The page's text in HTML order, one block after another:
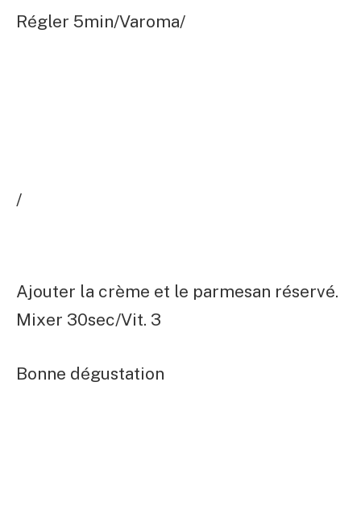
Régler 5min/Varoma/
/
Ajouter la crème et le parmesan réservé.
Mixer 30sec/Vit. 3
Bonne dégustation